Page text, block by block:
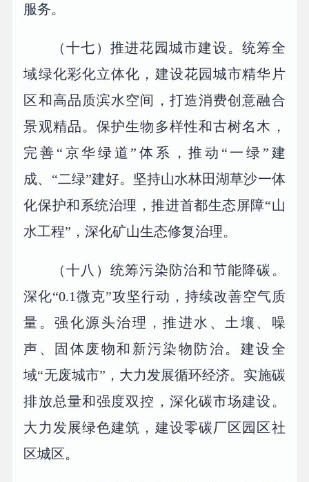
服务。
（十七）推进花园城市建设。统筹全
域绿化彩化立体化，建设花园城市精华片
区和高品质滨水空间，打造消费创意融合
景观精品。保护生物多样性和古树名木，
完善“京华绿道”体系，推动“一绿”建
成、“二绿”建好。坚持山水林田湖草沙一体
化保护和系统治理，推进首都生态屏障“山
水工程”，深化矿山生态修复治理。
（十八）统筹污染防治和节能降碳。
深化“0.1微克”攻坚行动，持续改善空气质
量。强化源头治理，推进水、土壤、噪
声、固体废物和新污染物防治。建设全
域“无废城市”，大力发展循环经济。实施碳
排放总量和强度双控，深化碳市场建设。
大力发展绿色建筑，建设零碳厂区园区社
区城区。